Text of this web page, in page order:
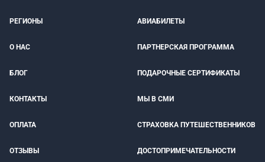
РЕГИОНЫ АВИАБИЛЕТЫ
О НАС ПАРТНЕРСКАЯ ПРОГРАММА
БЛОГ ПОДАРОЧНЫЕ СЕРТИФИКАТЫ
КОНТАКТЫ МЫ В СМИ
ОПЛАТА СТРАХОВКА ПУТЕШЕСТВЕННИКОВ
ОТЗЫВЫ ДОСТОПРИМЕЧАТЕЛЬНОСТИ